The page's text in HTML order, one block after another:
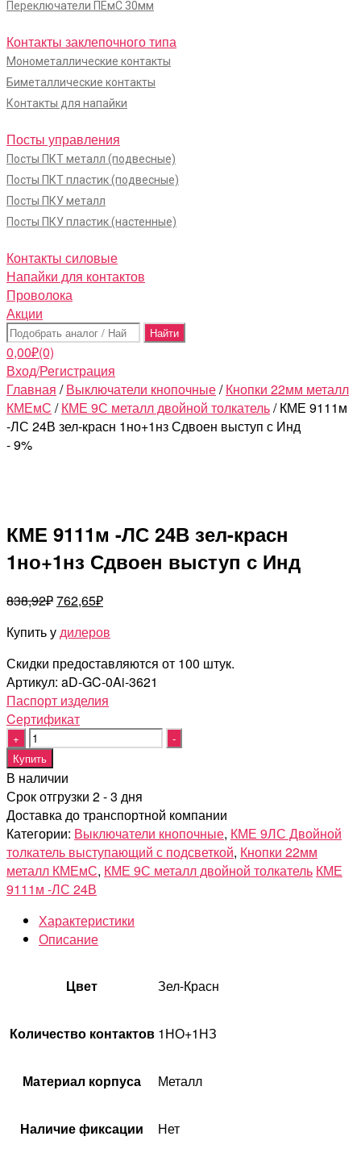
Переключатели ПЕмС 30мм
Контакты заклепочного типа
Монометаллические контакты
Биметаллические контакты
Контакты для напайки
Посты управления
Посты ПКТ металл (подвесные)
Посты ПКТ пластик (подвесные)
Посты ПКУ металл
Посты ПКУ пластик (настенные)
Контакты силовые
Напайки для контактов
Проволока
Акции
Поиск:
0,00₽(0)
Вход/Регистрация
Главная /Выключатели кнопочные/Кнопки 22мм металл
КМЕмС /КМЕ 9С металл двойной толкатель/ КМЕ 9111м
-ЛС 24В зел-красн 1но+1нз Сдвоен выступ с Инд
- 9%
КМЕ 9111м -ЛС 24В зел-красн
1но+1нз Сдвоен выступ с Инд
838,92₽Первоначальная
составляла
762,65₽Текущая
762,65₽.
Купить удилеров
Скидки предоставляются от 100 штук.
Артикул: aD-GC-0Ai-3621
Паспорт изделия
Cертификат
Quantity
Купить
В наличии
Срок отгрузки 2 - 3 дня
Доставка до транспортной компании
Категории: Выключатели кнопочные, КМЕ 9ЛС Двойной
толкатель выступающий с подсветкой, Кнопки 22мм
металл КМЕмС, КМЕ 9С металл двойной толкатель КМЕ
9111м -ЛС 24В
Характеристики
Описание
Цвет Зел-Красн
Количество контактов 1НО+1НЗ
Материал корпуса Металл
Наличие фиксации Нет